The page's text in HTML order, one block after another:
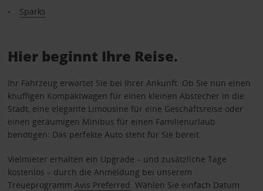
Sparks
Hier beginnt Ihre Reise.
Ihr Fahrzeug erwartet Sie bei Ihrer Ankunft. Ob Sie nun einen
knuffigen Kompaktwagen für einen kleinen Abstecher in die
Stadt, eine elegante Limousine für eine Geschäftsreise oder
einen geräumigen Minibus für einen Familienurlaub
benötigen: Das perfekte Auto steht für Sie bereit.
Vielmieter erhalten ein Upgrade – und zusätzliche Tage
kostenlos – durch die Anmeldung bei unserem
Treueprogramm Avis Preferred . Wählen Sie einfach Datum